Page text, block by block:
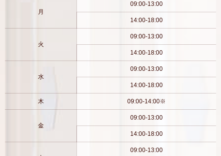
月
09:00-13:00
14:00-18:00
火
09:00-13:00
14:00-18:00
水
09:00-13:00
14:00-18:00
木 09:00-14:00※
金
09:00-13:00
14:00-18:00
09:00-13:00